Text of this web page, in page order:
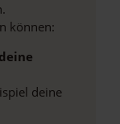
können:
deine